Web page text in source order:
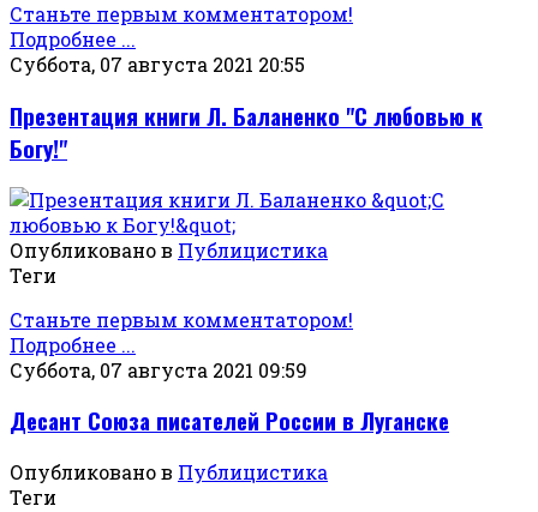
Станьте первым комментатором!
Подробнее ...
Суббота, 07 августа 2021 20:55
Презентация книги Л. Баланенко "С любовью к
Богу!"
Опубликовано в Публицистика
Теги
Станьте первым комментатором!
Подробнее ...
Суббота, 07 августа 2021 09:59
Десант Союза писателей России в Луганске
Опубликовано в Публицистика
Теги